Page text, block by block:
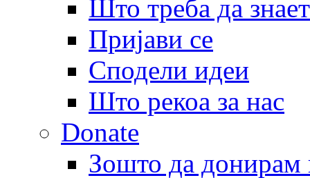
Што треба да
Пријави се
Сподели идеи
Што рекоа за нас
Donate
Зошто да